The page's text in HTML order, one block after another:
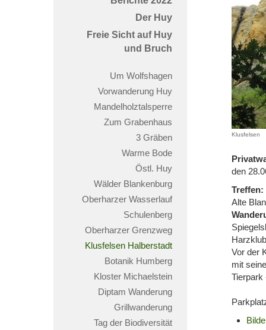
Der Huy
Freie Sicht auf Huy
und Bruch
Um Wolfshagen
Vorwanderung Huy
Mandelholztalsperre
Zum Grabenhaus
3 Gräben
Warme Bode
Östl. Huy
Wälder Blankenburg
Oberharzer Wasserlauf
Schulenberg
Oberharzer Grenzweg
Klusfelsen Halberstadt
Botanik Humberg
Kloster Michaelstein
Diptam Wanderung
Grillwanderung
Tag der Biodiversität
Klusfelsen
den
Treffen:
Alte
Vor der
mit
Tierpark